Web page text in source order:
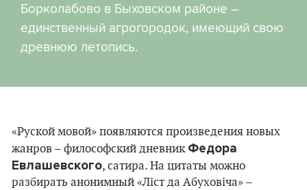
Борколабово в Быховском районе –
единственный агрогородок, имеющий свою
древнюю летопись.
«Руской мовой» появляются произведения новых
жанров – философский дневник Федора
Евлашевского, сатира. На цитаты можно
разбирать анонимный «Ліст да Абуховіча» –